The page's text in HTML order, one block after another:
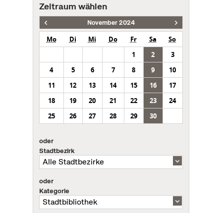
Zeitraum wählen
November 2024
Mo Di Mi Do Fr Sa
So
1
2
3
4
5 6 7 8 9
10
11
12 13 14 15 16
17
18
19 20 21 22 23
24
25
26 27 28 29 30
oder
Stadtbezirk
oder
Kategorie